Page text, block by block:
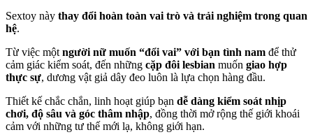
Sextoy này thay đổi hoàn toàn vai trò và trải nghiệm trong quan
hệ.
Từ việc một người nữ muốn “đổi vai” với bạn tình nam để thử
cảm giác kiểm soát, đến những cặp đôi lesbian muốn giao hợp
thực sự, dương vật giả dây đeo luôn là lựa chọn hàng đầu.
Thiết kế chắc chắn, linh hoạt giúp bạn dễ dàng kiểm soát nhịp
chơi, độ sâu và góc thâm nhập, đồng thời mở rộng thế giới khoái
cảm với những tư thế mới lạ, không giới hạn.